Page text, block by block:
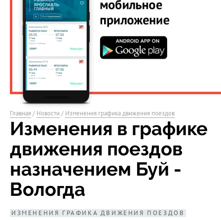
Главная/ Новости / Изменения графика движения поездов
Изменения в графике
движения поездов
назначением Буй -
Вологда
ИЗМЕНЕНИЯ ГРАФИКА ДВИЖЕНИЯ ПОЕЗДОВ